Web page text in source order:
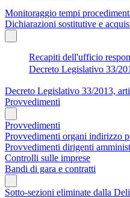
Monitoraggio tempi
Dichiarazioni sostitutive e
Recapiti dell'ufficio
Decreto Legislativo 33/
Decreto Legislativo 33/2013,
Provvedimenti
Provvedimenti
Provvedimenti organi indirizzo
Provvedimenti dirigenti
Controlli sulle imprese
Bandi di gara e contratti
Sotto-sezioni eliminate dalla